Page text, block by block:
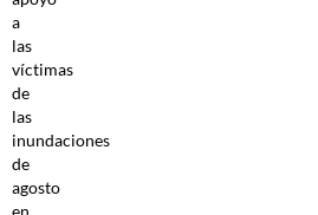
a
las
víctimas
de
las
inundaciones
de
agosto
en